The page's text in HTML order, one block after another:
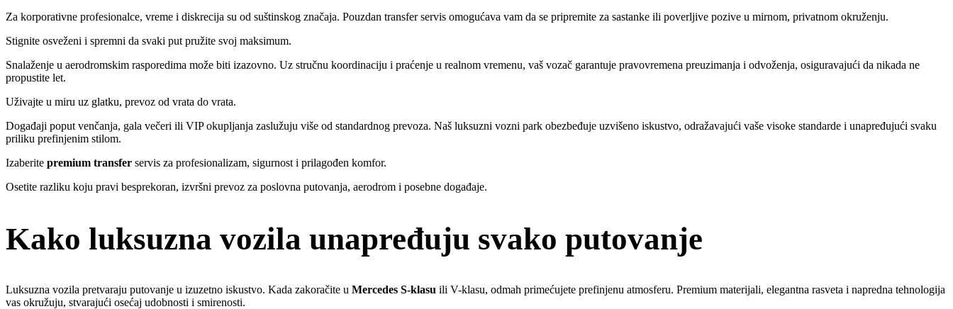
Za korporativne profesionalce, vreme i diskrecija su od suštinskog značaja. Pouzdan transfer servis omogućava vam da se pripremite za sastanke ili poverljive pozive u mirnom, privatnom okruženju.
Stignite osveženi i spremni da svaki put pružite svoj maksimum.
Snalaženje u aerodromskim rasporedima može biti izazovno. Uz stručnu koordinaciju i praćenje u realnom vremenu, vaš vozač garantuje pravovremena preuzimanja i odvoženja, osiguravajući da nikada ne
propustite let.
Uživajte u miru uz glatku, prevoz od vrata do vrata.
Događaji poput venčanja, gala večeri ili VIP okupljanja zaslužuju više od standardnog prevoza. Naš luksuzni vozni park obezbeđuje uzvišeno iskustvo, odražavajući vaše visoke standarde i unapređujući svaku
priliku prefinjenim stilom.
Izaberite premium transfer servis za profesionalizam, sigurnost i prilagođen komfor.
Osetite razliku koju pravi besprekoran, izvršni prevoz za poslovna putovanja, aerodrom i posebne događaje.
Kako luksuzna vozila unapređuju svako putovanje
Luksuzna vozila pretvaraju putovanje u izuzetno iskustvo. Kada zakoračite u Mercedes S-klasu ili V-klasu, odmah primećujete prefinjenu atmosferu. Premium materijali, elegantna rasveta i napredna tehnologija
vas okružuju, stvarajući osećaj udobnosti i smirenosti.